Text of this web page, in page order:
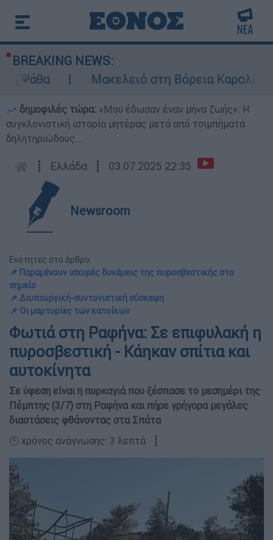
BREAKING NEWS:
Μακελειό στη Βόρεια Καρολίνα
δημοφιλές τώρα: «Μου έδωσαν έναν μήνα ζωής»: Η
συγκλονιστική ιστορία μητέρας μετά από τσιμπήματα
δηλητηριώδους...
┋ Ελλάδα ┋ 03.07.2025 22:35
Newsroom
Ενότητες στο άρθρο:
📌 Παραμένουν ισχυρές δυνάμεις της πυροσβεστικής στο
σημείο
📌 Διυπουργική-συντονιστική σύσκεψη
📌 Οι μαρτυρίες των κατοίκων
Φωτιά στη Ραφήνα: Σε επιφυλακή η
πυροσβεστική - Κάηκαν σπίτια και
αυτοκίνητα
Σε ύφεση είναι η πυρκαγιά που ξέσπασε το μεσημέρι της
Πέμπτης (3/7) στη Ραφήνα και πήρε γρήγορα μεγάλες
διαστάσεις φθάνοντας στα Σπάτα
🕛 χρόνος ανάγνωσης: 3 λεπτά ┋